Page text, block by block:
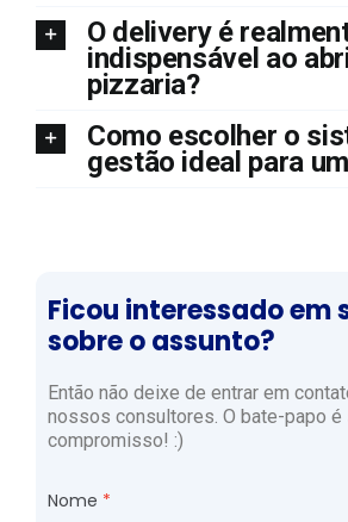
O delivery é
indispensável ao
pizzaria?
Como escolher o
gestão ideal para
Ficou interessado em
sobre o assunto?
Então não deixe de entrar em
nossos consultores. O bate-papo é
compromisso! :)
Nome